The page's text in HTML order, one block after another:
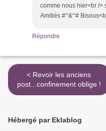
comme nous hier<br />
Amitiés #^&^#
Répondre
< Revoir les anciens
post...confinement oblige !
Hébergé par Eklablog